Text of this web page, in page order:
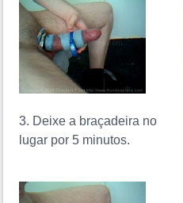
3. Deixe a braçadeira no
lugar por 5 minutos.